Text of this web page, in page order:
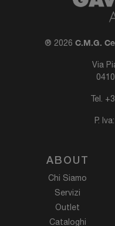
® 2026 C.M.G.
Via
Tel.
P.
ABOUT
Chi Siamo
Servizi
Outlet
Cataloghi